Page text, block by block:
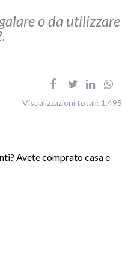
o da utilizzare
Visualizzazioni totali: 1.495
Avete comprato casa e